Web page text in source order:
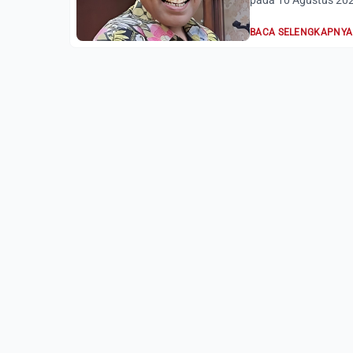
BACA SELENGKAPNYA